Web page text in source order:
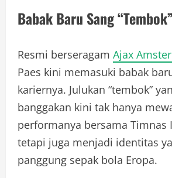
Babak Baru Sang “Tembok”
Resmi berseragam Ajax
Paes kini memasuki babak
kariernya. Julukan “tembok”
banggakan kini tak hanya
performanya bersama Timnas
tetapi juga menjadi identitas
panggung sepak bola Eropa.